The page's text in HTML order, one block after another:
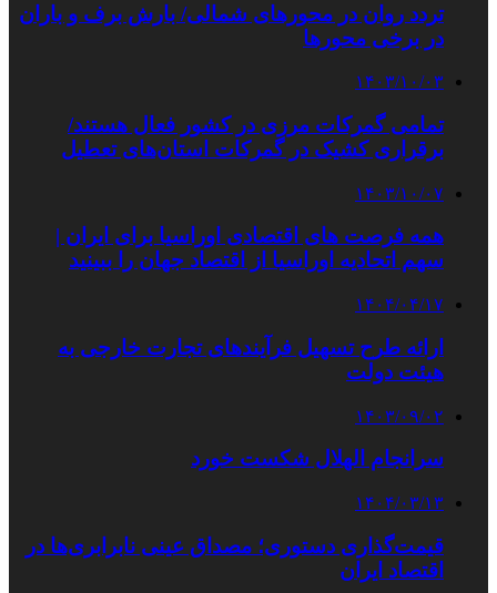
تردد روان در محورهای شمالی/ بارش برف و باران
در برخی محورها
۱۴۰۳/۱۰/۰۳
تمامی گمرکات مرزی در کشور فعال هستند/
برقراری کشیک در گمرکات استان‌های تعطیل
۱۴۰۳/۱۰/۰۷
همه فرصت‌ های اقتصادی اوراسیا برای ایران |
سهم اتحادیه اوراسیا از اقتصاد جهان را ببینید
۱۴۰۴/۰۴/۱۷
ارائه طرح تسهیل فرآیندهای تجارت خارجی به
هیئت دولت
۱۴۰۳/۰۹/۰۲
سرانجام الهلال شکست خورد
۱۴۰۴/۰۳/۱۳
قیمت‌گذاری دستوری؛ مصداق عینی نابرابری‌ها در
اقتصاد ایران